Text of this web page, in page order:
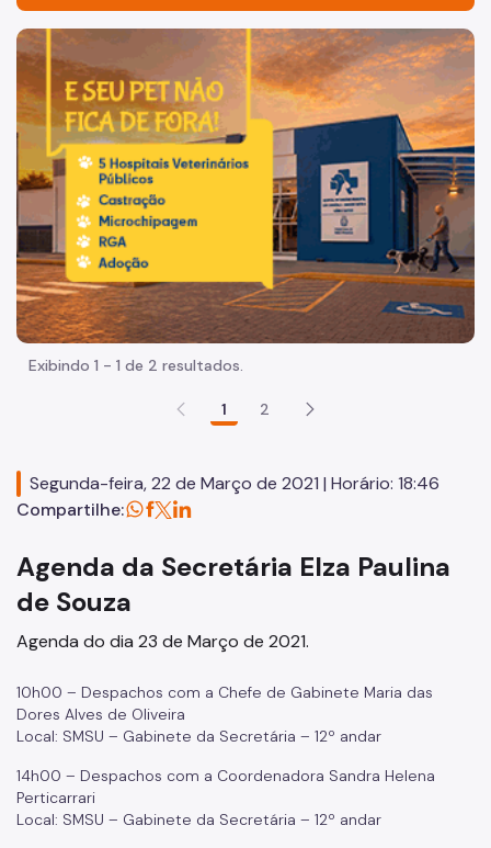
Acesso à Informação
Participação Social
Quadro de Serviços
Organização
Quem é Quem
Agenda da Secretária
Órgãos
Guarda Civil Metropolitana
Defesa Civil Municipal
Ouvidoria Municipal de Segurança Urbana
Legislação
Imprensa
Imagem de um cachorro caramelo e uma gata rajada,
Exibindo 1 - 1 de 2 resultados.
1 2
Segunda-feira, 22 de Março de 2021 | Horário: 18:46
Compartilhe:
Agenda da Secretária Elza Paulina
de Souza
Agenda do dia 23 de Março de 2021.
10h00 – Despachos com a Chefe de Gabinete Maria das
Dores Alves de Oliveira
Local: SMSU – Gabinete da Secretária – 12º andar
14h00 – Despachos com a Coordenadora Sandra Helena
Perticarrari
Local: SMSU – Gabinete da Secretária – 12º andar